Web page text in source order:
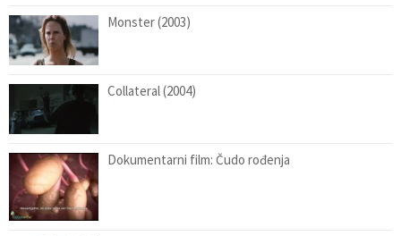
Monster (2003)
Collateral (2004)
Dokumentarni film: Čudo rođenja